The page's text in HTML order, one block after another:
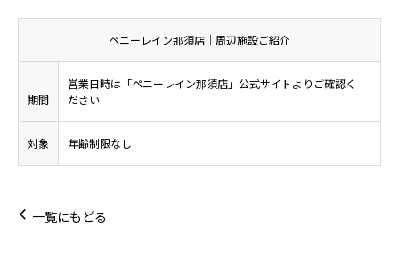
ペニーレイン那須店｜周辺施設ご紹介
期間
営業日時は「ペニーレイン那須店」公式サイトよりご確認く
ださい
対象 年齢制限なし
一覧にもどる